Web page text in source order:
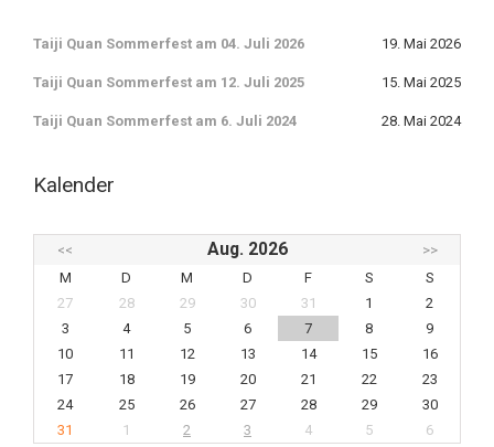
Taiji Quan Sommerfest am 04. Juli 2026 19. Mai 2026
Taiji Quan Sommerfest am 12. Juli 2025 15. Mai 2025
Taiji Quan Sommerfest am 6. Juli 2024 28. Mai 2024
Kalender
<< Aug. 2026
>>
M
D M D F S
S
27
28 29 30 31 1
2
3
4 5 6 7 8
9
10
11 12 13 14 15
16
17
18 19 20 21 22
23
24
25 26 27 28 29
30
31
1 2 3 4 5
6